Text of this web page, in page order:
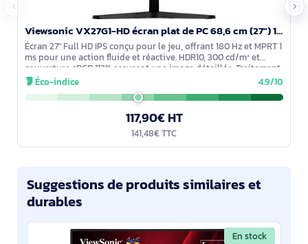
Viewsonic VX27G1-HD écran plat de PC 68,6 cm (27") 1920 x 1080 pixels Full HD LED Noir
Écran 27'' Full HD IPS conçu pour le jeu, offrant 180 Hz et MPRT 1
ms pour une action fluide et réactive. HDR10, 300 cd/m² et
couverture sRGB 113% assurent une image détaillée. Traitement
antireflet
Éco-indice 4.9/10
117,90€ HT
141,48€ TTC
Suggestions de produits similaires et
durables
En stock